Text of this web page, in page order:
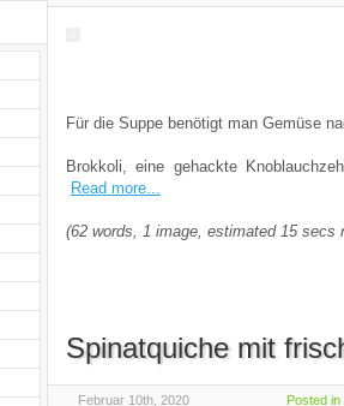
Für die Suppe benötigt man Gemüse
Brokkoli, eine gehackte
Read more...
(62 words, 1 image, estimated 15 secs
Spinatquiche mit
Februar 10th, 2020 Posted in